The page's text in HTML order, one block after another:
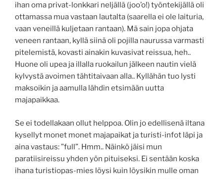
ihan oma privat-lonkkari neljällä (joo’o!) työntekijällä oli
ottamassa mua vastaan lautalta (saarella ei ole laituria,
vaan veneillä kuljetaan rantaan). Mä sain jopa ohjata
veneen rantaan, kyllä siinä oli pojilla naurussa varmasti
pitelemistä, kovasti ainakin kuvasivat reissua, heh..
Huone oli upea ja illalla ruokailun jälkeen nautin vielä
kylvystä avoimen tähtitaivaan alla.. Kyllähän tuo lysti
maksoikin ja aamulla lähdin etsimään uutta
majapaikkaa.
Se ei todellakaan ollut helppoa. Olin jo edellisenä iltana
kysellyt monet monet majapaikat ja turisti-infot läpi ja
aina vastaus: ”full”. Hmm.. Näinkö jäisi mun
paratiisireissu yhden yön pituiseksi. Ei sentään koska
ihana turistiopas-mies löysi kuin löysikin mulle oman